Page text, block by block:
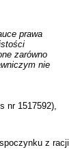
prawa
zarówno
nie
nr 1517592),
z racji